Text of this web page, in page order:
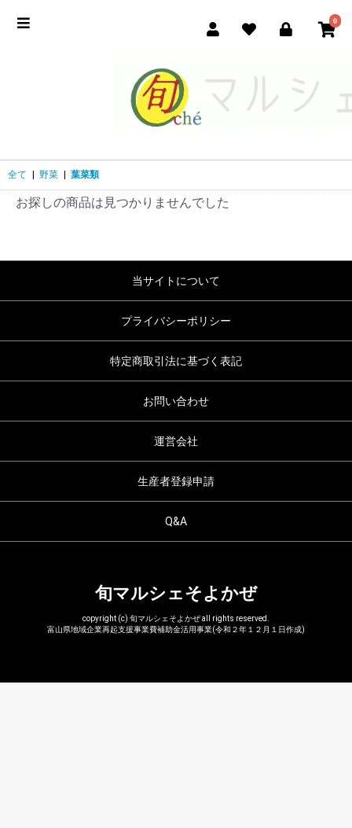
0
全て 野菜 葉菜類
お探しの商品は見つかりませんでした
当サイトについて
プライバシーポリシー
特定商取引法に基づく表記
お問い合わせ
運営会社
生産者登録申請
Q&A
旬マルシェそよかぜ
copyright (c) 旬マルシェそよかぜ all rights reserved.
富山県地域企業再起支援事業費補助金活用事業(令和２年１２月１日作成)